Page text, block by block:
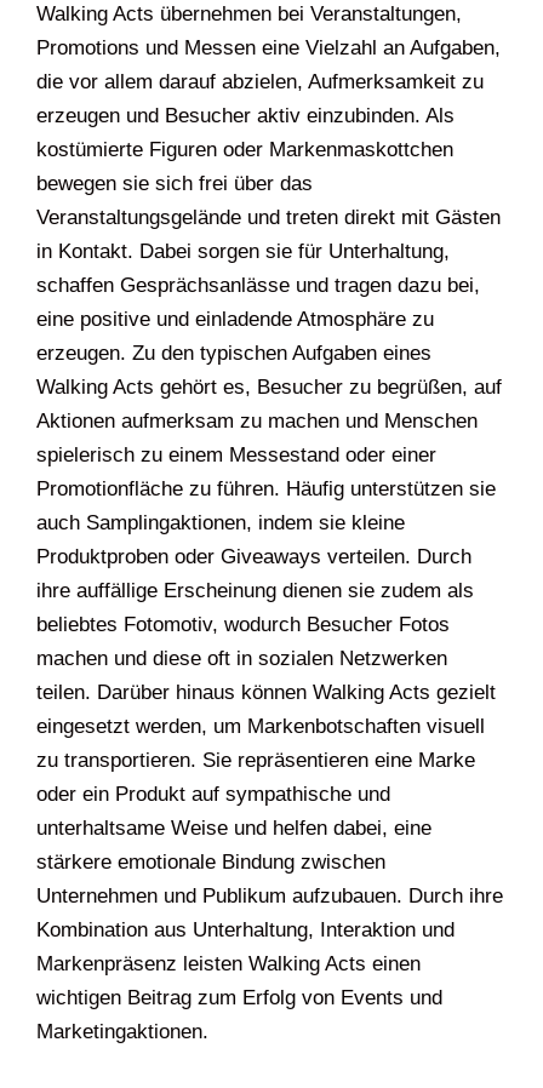
Walking Acts übernehmen bei Veranstaltungen,
Promotions und Messen eine Vielzahl an Aufgaben,
die vor allem darauf abzielen, Aufmerksamkeit zu
erzeugen und Besucher aktiv einzubinden. Als
kostümierte Figuren oder Markenmaskottchen
bewegen sie sich frei über das
Veranstaltungsgelände und treten direkt mit Gästen
in Kontakt. Dabei sorgen sie für Unterhaltung,
schaffen Gesprächsanlässe und tragen dazu bei,
eine positive und einladende Atmosphäre zu
erzeugen. Zu den typischen Aufgaben eines
Walking Acts gehört es, Besucher zu begrüßen, auf
Aktionen aufmerksam zu machen und Menschen
spielerisch zu einem Messestand oder einer
Promotionfläche zu führen. Häufig unterstützen sie
auch Samplingaktionen, indem sie kleine
Produktproben oder Giveaways verteilen. Durch
ihre auffällige Erscheinung dienen sie zudem als
beliebtes Fotomotiv, wodurch Besucher Fotos
machen und diese oft in sozialen Netzwerken
teilen. Darüber hinaus können Walking Acts gezielt
eingesetzt werden, um Markenbotschaften visuell
zu transportieren. Sie repräsentieren eine Marke
oder ein Produkt auf sympathische und
unterhaltsame Weise und helfen dabei, eine
stärkere emotionale Bindung zwischen
Unternehmen und Publikum aufzubauen. Durch ihre
Kombination aus Unterhaltung, Interaktion und
Markenpräsenz leisten Walking Acts einen
wichtigen Beitrag zum Erfolg von Events und
Marketingaktionen.